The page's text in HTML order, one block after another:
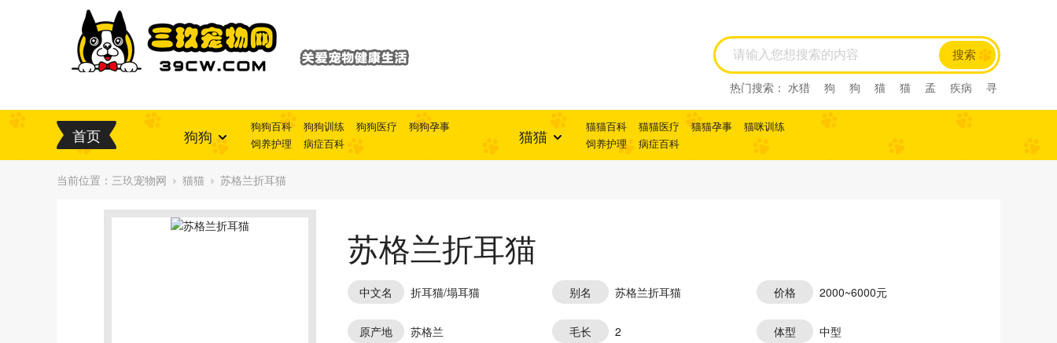
搜索
热门搜索： 水猎 狗 狗 猫 猫 孟 疾病
寻
西尼
阿比西尼
首页 狗狗 狗狗百科 狗狗训练 狗狗医疗
狗狗孕事
饲养护理
病症百科 猫猫 猫猫百科 猫猫医疗 猫猫孕事
猫咪训练
饲养护理
病症百科
当前位置： 三玖宠物网 猫猫 苏格兰折耳猫
苏格兰折耳猫
中文名 折耳猫/塌耳猫 别名 苏格兰折耳猫 价格 2000~6000元
原产地 苏格兰 毛长 2 体型 中型